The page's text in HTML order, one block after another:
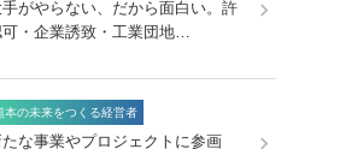
手がやらない、だから面白い。許
可・企業誘致・工業団地…
本の未来をつくる経営者
たな事業やプロジェクトに参画